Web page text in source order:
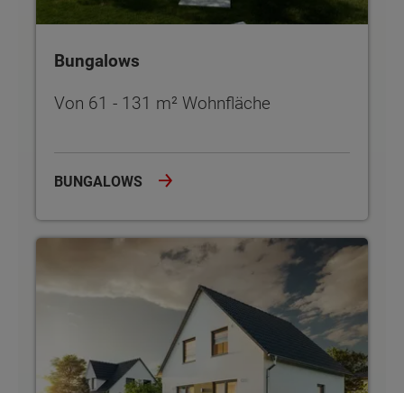
Bungalows
Von 61 - 131 m² Wohnfläche
BUNGALOWS